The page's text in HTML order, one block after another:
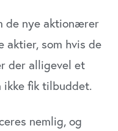
de nye aktionærer
aktier, som hvis de
der alligevel et
ikke fik tilbuddet.
nemlig, og